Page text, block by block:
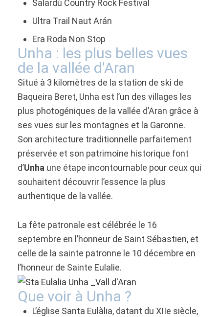
Salardú Country Rock Festival
Ultra Trail Naut Arán
Era Roda Non Stop
Unha : les plus belles vues
de la vallée d'Aran
Situé à 3 kilomètres de la station de ski de
Baqueira Beret, Unha est l’un des villages les
plus photogéniques de la vallée d’Aran grâce à
ses vues sur les montagnes et la Garonne.
Son architecture traditionnelle parfaitement
préservée et son patrimoine historique font
d’Unha une étape incontournable pour ceux qui
souhaitent découvrir l’essence la plus
authentique de la vallée.
La fête patronale est célébrée le 16
septembre en l’honneur de Saint Sébastien, et
celle de la sainte patronne le 10 décembre en
l’honneur de Sainte Eulalie.
Que voir à Unha ?
L’église Santa Eulàlia, datant du XIIe siècle,